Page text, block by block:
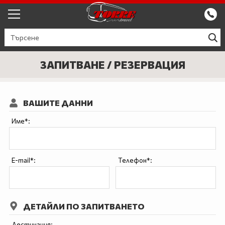
ЕКСКУРЗИИ ОТ ПЛОВДИВ
КРУИЗИ
Круизи с водач
БЪЛГАРИЯ
ЕВРОПА
ТУРЦИЯ
ПОЧИВКИ В ТУРЦИЯ 2026
ЗАПИТВАНЕ / РЕЗЕРВАЦИЯ
ВАШИТЕ ДАННИ
Име*:
E-mail*: Телефон*:
ДЕТАЙЛИ ПО ЗАПИТВАНЕТО